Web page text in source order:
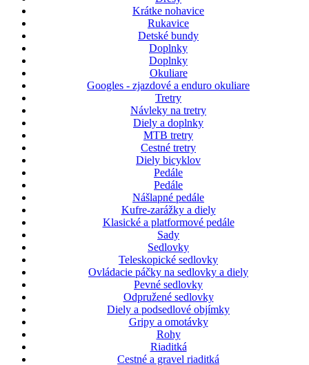
Krátke nohavice
Rukavice
Detské bundy
Doplnky
Doplnky
Okuliare
Googles - zjazdové a enduro okuliare
Tretry
Návleky na tretry
Diely a doplnky
MTB tretry
Cestné tretry
Diely bicyklov
Pedále
Pedále
Nášlapné pedále
Kufre-zarážky a diely
Klasické a platformové pedále
Sady
Sedlovky
Teleskopické sedlovky
Ovládacie páčky na sedlovky a diely
Pevné sedlovky
Odpružené sedlovky
Diely a podsedlové objímky
Gripy a omotávky
Rohy
Riaditká
Cestné a gravel riaditká